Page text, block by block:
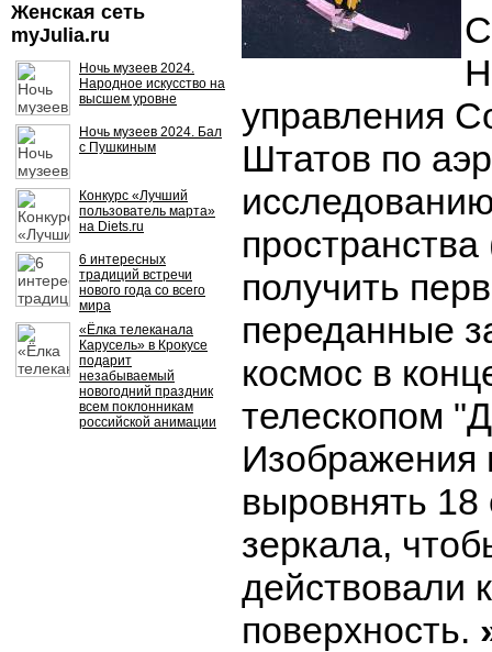
Женская сеть
myJulia.ru
Ночь музеев 2024.
Народное искусство на
высшем уровне
Ночь музеев 2024. Бал
с Пушкиным
Конкурс «Лучший
пользователь марта»
на Diets.ru
6 интересных
традиций встречи
нового года со всего
мира
«Ёлка телеканала
Карусель» в Крокусе
подарит
незабываемый
новогодний праздник
всем поклонникам
российской анимации
управления
Штатов по
получить
переданные
космос в
телескопом
Изображения
выровнять 18
зеркала,
действовали
поверхность.